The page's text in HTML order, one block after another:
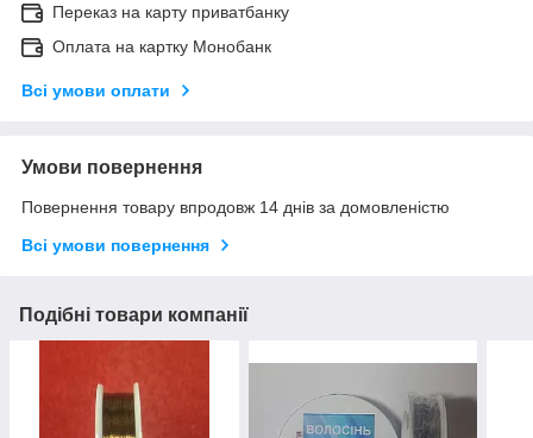
Переказ на карту приватбанку
Оплата на картку Монобанк
Всі умови оплати
Умови повернення
Повернення товару впродовж 14 днів за домовленістю
Всі умови повернення
Подібні товари компанії